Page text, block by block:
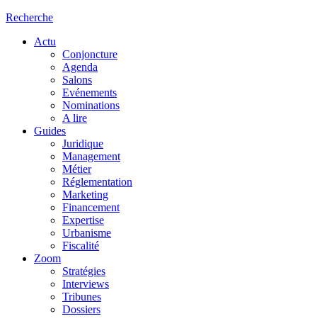
Recherche
Actu
Conjoncture
Agenda
Salons
Evénements
Nominations
A lire
Guides
Juridique
Management
Métier
Réglementation
Marketing
Financement
Expertise
Urbanisme
Fiscalité
Zoom
Stratégies
Interviews
Tribunes
Dossiers